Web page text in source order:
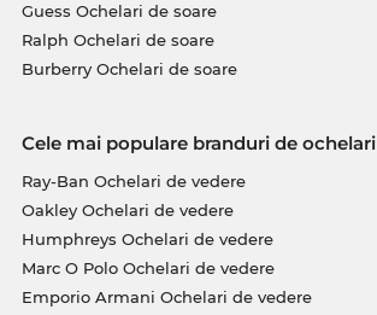
Guess Ochelari de soare
Ralph Ochelari de soare
Burberry Ochelari de soare
Cele mai populare branduri de ochelari
Ray-Ban Ochelari de vedere
Oakley Ochelari de vedere
Humphreys Ochelari de vedere
Marc O Polo Ochelari de vedere
Emporio Armani Ochelari de vedere